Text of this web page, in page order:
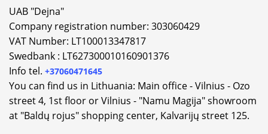
UAB "Dejna"
Company registration number: 303060429
VAT Number: LT100013347817
Swedbank : LT627300010160901376
Info tel. +37060471645
You can find us in Lithuania: Main office - Vilnius - Ozo
street 4, 1st floor or Vilnius - "Namu Magija" showroom
at "Baldų rojus" shopping center, Kalvarijų street 125.